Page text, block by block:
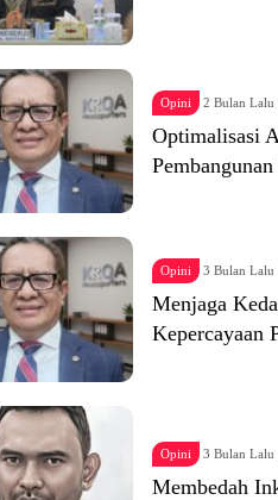
Opini 2 Bulan Lalu
Optimalisasi
Opini 3 Bulan Lalu
Menjaga
Kepercayaan
Opini 3 Bulan Lalu
Membedah